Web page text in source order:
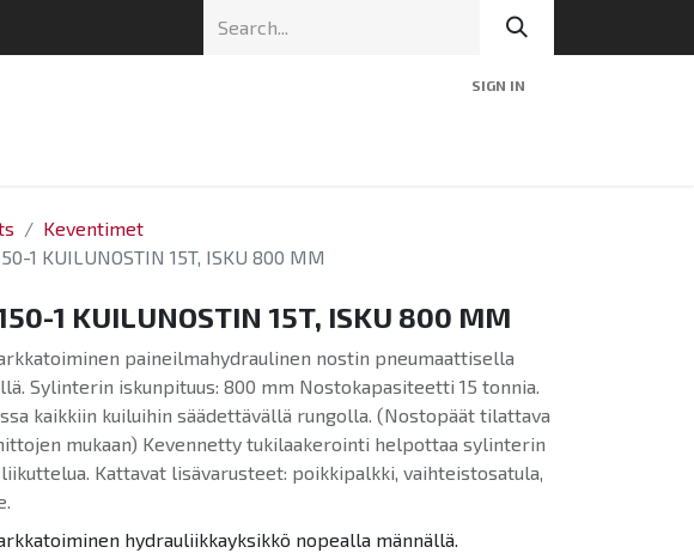
SIGN IN
Keventimet
1 KUILUNOSTIN 15T, ISKU 800 MM
1 KUILUNOSTIN 15T, ISKU 800 MM
paineilmahydraulinen nostin pneumaattisella
Sylinterin iskunpituus: 800 mm Nostokapasiteetti 15 tonnia.
kaikkiin kuiluihin säädettävällä rungolla. (Nostopäät tilattava
mukaan) Kevennetty tukilaakerointi helpottaa sylinterin
Kattavat lisävarusteet: poikkipalkki, vaihteistosatula,
hydrauliikkayksikkö nopealla männällä.